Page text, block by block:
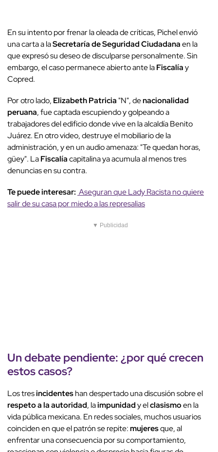
En su intento por frenar la oleada de críticas, Pichel envió
una carta a laSecretaría de Seguridad Ciudadanaen la
que expresó su deseo de disculparse personalmente. Sin
embargo, el caso permanece abierto ante laFiscalíay
Copred.
Por otro lado, Elizabeth Patricia "N", denacionalidad
peruana, fue captada escupiendo y golpeando a
trabajadores del edificio donde vive en la alcaldía Benito
Juárez. En otro video, destruye el mobiliario de la
administración, y en un audio amenaza: "Te quedan horas,
güey". LaFiscalíacapitalina ya acumula al menos tres
denuncias en su contra.
Te puede interesar: Aseguran que Lady Racista no quiere
salir de su casa por miedo a las represalias
▼ Publicidad
Un debate pendiente: ¿por qué crecen
estos casos?
Los tresincidenteshan despertado una discusión sobre el
respeto a la autoridad, laimpunidady elclasismoen la
vida pública mexicana. En redes sociales, muchos usuarios
coinciden en que el patrón se repite:mujeresque, al
enfrentar una consecuencia por su comportamiento,